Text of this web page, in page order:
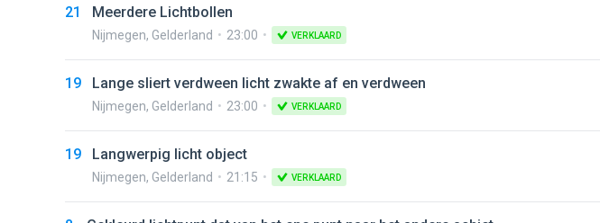
21 Meerdere Lichtbollen
Nijmegen, Gelderland 23:00 VERKLAARD
19 Lange sliert verdween licht zwakte af en verdween
Nijmegen, Gelderland 23:00 VERKLAARD
19 Langwerpig licht object
Nijmegen, Gelderland 21:15 VERKLAARD